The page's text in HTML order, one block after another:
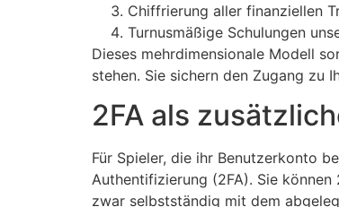
Chiffrierung aller finanziellen
Turnusmäßige Schulungen
Dieses mehrdimensionale Modell
stehen. Sie sichern den Zugang zu
2FA als
Für Spieler, die ihr Benutzerkonto
Authentifizierung (2FA). Sie
zwar selbstständig mit dem